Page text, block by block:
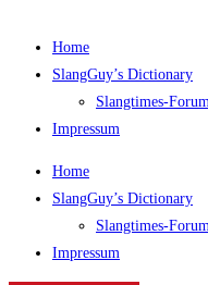
Home
SlangGuy’s Dic­tion­a­ry
Slang­times-Forum
Impres­sum
Home
SlangGuy’s Dic­tion­a­ry
Slang­times-Forum
Impres­sum